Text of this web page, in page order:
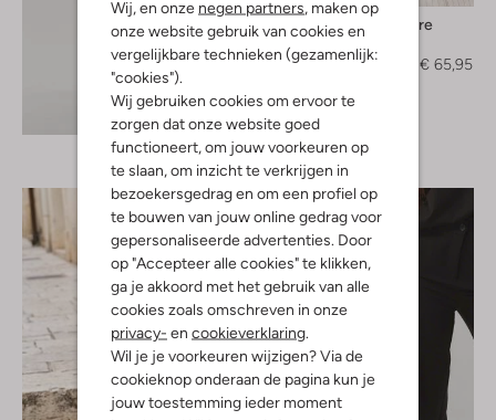
Wij, en onze negen partners , maken op
onze website gebruik van cookies en
vergelijkbare technieken (gezamenlijk:
"cookies").
Wij gebruiken cookies om ervoor te
zorgen dat onze website goed
functioneert, om jouw voorkeuren op
te slaan, om inzicht te verkrijgen in
bezoekersgedrag en om een profiel op
te bouwen van jouw online gedrag voor
gepersonaliseerde advertenties. Door
op "Accepteer alle cookies" te klikken,
ga je akkoord met het gebruik van alle
cookies zoals omschreven in onze
privacy- en cookieverklaring
Wil je je voorkeuren wijzigen? Via de
cookieknop onderaan de pagina kun je
jouw toestemming ieder moment
Ontdek de look
Co'couture
€ 109,95
€ 65,95